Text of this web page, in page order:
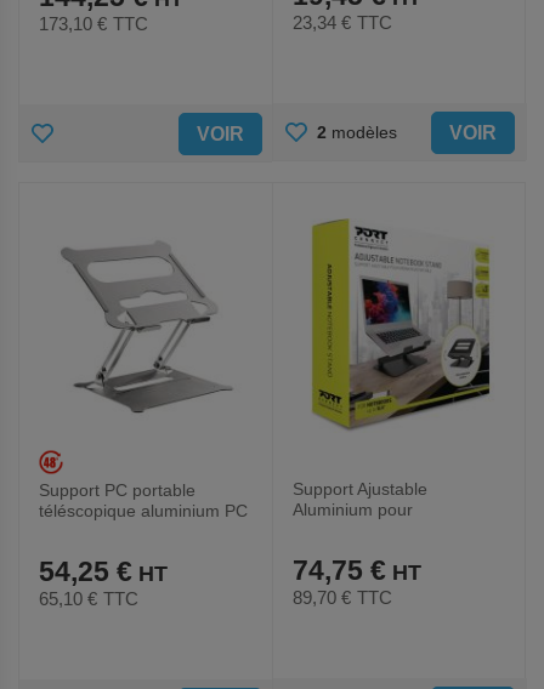
173,10 € TTC
AJOUTER VOIR
23,34 € TTC
AJOUTER
FAVORIS
2 modèles VOIR
Support PC portable
téléscopique aluminium PC
54,25 €
65,10 € TTC
Support Ajustable
Aluminium pour
74,75 €
89,70 € TTC